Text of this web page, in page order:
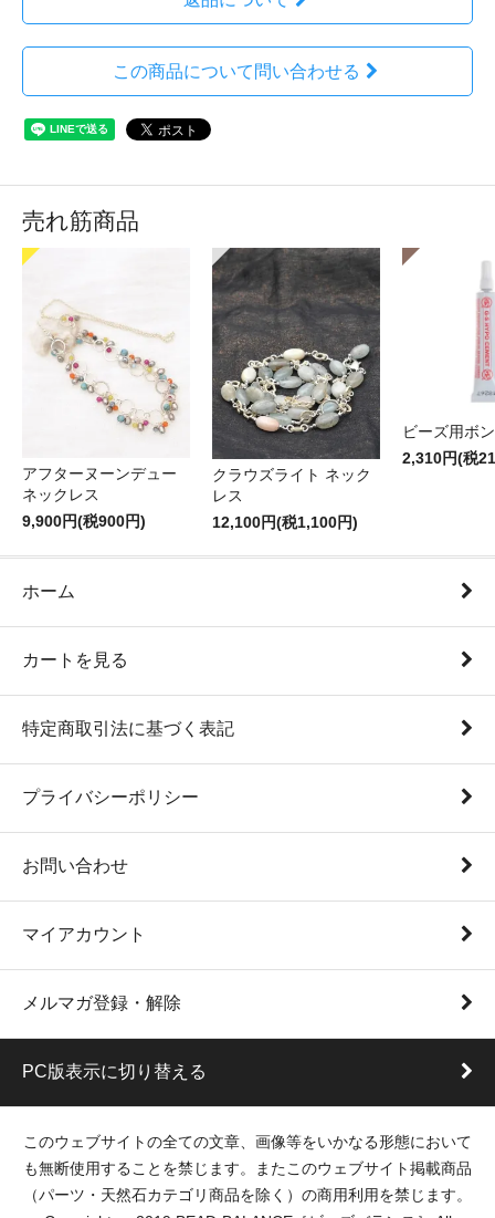
この商品について問い合わせる
売れ筋商品
アフターヌーンデュー
ネックレス
9,900円(税900円)
クラウズライト ネック
レス
12,100円(税1,100円)
ビーズ用ボ
2,310円(税
ホーム
カートを見る
特定商取引法に基づく表記
プライバシーポリシー
お問い合わせ
マイアカウント
メルマガ登録・解除
PC版表示に切り替える
このウェブサイトの全ての文章、画像等をいかなる形態において
も無断使用することを禁じます。またこのウェブサイト掲載商品
（パーツ・天然石カテゴリ商品を除く）の商用利用を禁じます。